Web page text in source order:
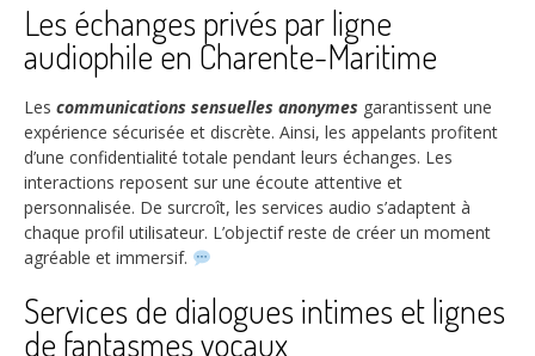
Les échanges privés par ligne
audiophile en Charente-Maritime
Les communications sensuelles anonymes garantissent une
expérience sécurisée et discrète. Ainsi, les appelants profitent
d’une confidentialité totale pendant leurs échanges. Les
interactions reposent sur une écoute attentive et
personnalisée. De surcroît, les services audio s’adaptent à
chaque profil utilisateur. L’objectif reste de créer un moment
agréable et immersif.
Services de dialogues intimes et lignes
de fantasmes vocaux